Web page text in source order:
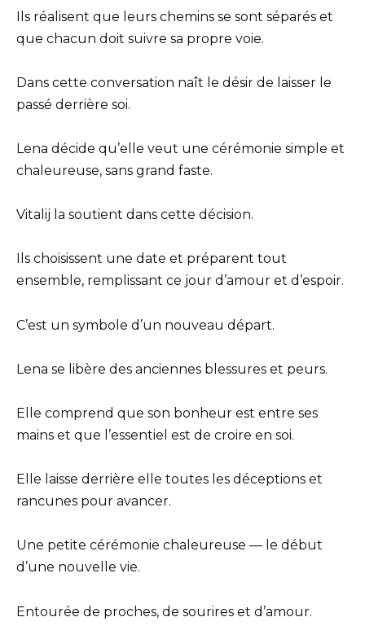
Ils réalisent que leurs chemins se sont séparés et
que chacun doit suivre sa propre voie.
Dans cette conversation naît le désir de laisser le
passé derrière soi.
Lena décide qu’elle veut une cérémonie simple et
chaleureuse, sans grand faste.
Vitalij la soutient dans cette décision.
Ils choisissent une date et préparent tout
ensemble, remplissant ce jour d’amour et d’espoir.
C’est un symbole d’un nouveau départ.
Lena se libère des anciennes blessures et peurs.
Elle comprend que son bonheur est entre ses
mains et que l’essentiel est de croire en soi.
Elle laisse derrière elle toutes les déceptions et
rancunes pour avancer.
Une petite cérémonie chaleureuse — le début
d’une nouvelle vie.
Entourée de proches, de sourires et d’amour.